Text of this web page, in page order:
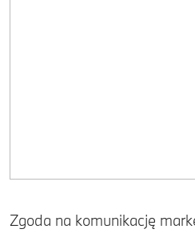
Zgoda na komunikację